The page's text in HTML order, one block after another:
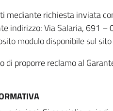
mediante richiesta inviata
indirizzo: Via Salaria, 691
modulo disponibile sul
di proporre reclamo al